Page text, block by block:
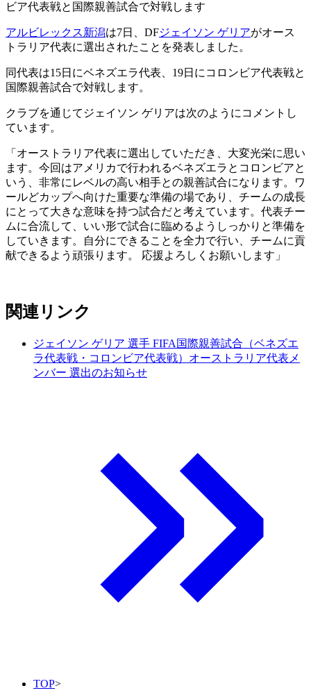
ビア代表戦と国際親善試合で対戦します
アルビレックス新潟は7日、DFジェイソン ゲリアがオース
トラリア代表に選出されたことを発表しました。
同代表は15日にベネズエラ代表、19日にコロンビア代表戦と
国際親善試合で対戦します。
クラブを通じてジェイソン ゲリアは次のようにコメントし
ています。
「オーストラリア代表に選出していただき、大変光栄に思い
ます。今回はアメリカで行われるベネズエラとコロンビアと
いう、非常にレベルの高い相手との親善試合になります。ワ
ールどカップへ向けた重要な準備の場であり、チームの成長
にとって大きな意味を持つ試合だと考えています。代表チー
ムに合流して、いい形で試合に臨めるようしっかりと準備を
していきます。自分にできることを全力で行い、チームに貢
献できるよう頑張ります。 応援よろしくお願いします」
関連リンク
ジェイソン ゲリア 選手 FIFA国際親善試合（ベネズエ
ラ代表戦・コロンビア代表戦）オーストラリア代表メ
ンバー 選出のお知らせ
TOP>